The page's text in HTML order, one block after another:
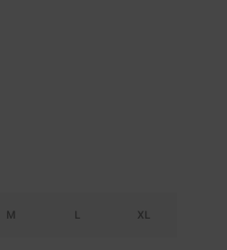
M L XL